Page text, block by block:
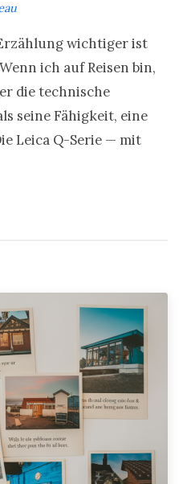
wichtiger ist
ich auf Reisen bin,
die technische
seine Fähigkeit, eine
Leica Q-Serie — mit